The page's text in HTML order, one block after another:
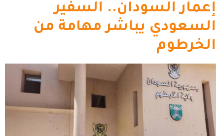
إعمار السودان.. السفير
السعودي يباشر مهامة من
الخرطوم